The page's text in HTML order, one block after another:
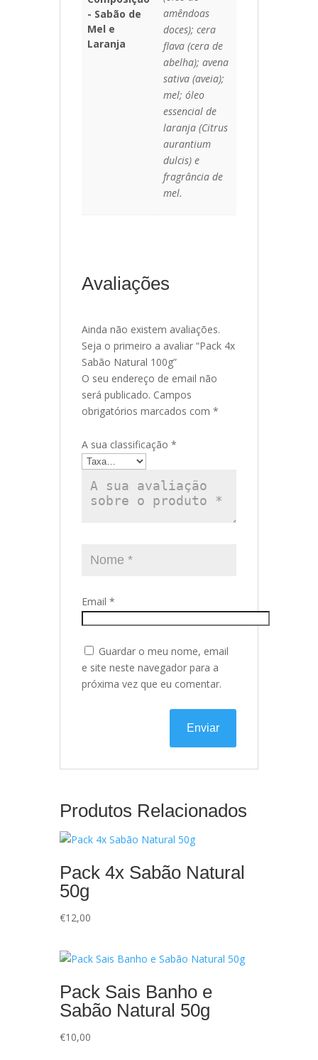
- Sabão de
Mel e
Laranja
amêndoas
doces); cera
flava (cera de
abelha); avena
sativa (aveia);
mel; óleo
essencial de
laranja (Citrus
aurantium
dulcis) e
fragrância de
mel.
Avaliações
Ainda não existem avaliações.
Seja o primeiro a avaliar “Pack 4x
Sabão Natural 100g”
O seu endereço de email não
será publicado. Campos
obrigatórios marcados com *
A sua classificação *
Email *
Guardar o meu nome, email
e site neste navegador para a
próxima vez que eu comentar.
Produtos Relacionados
Pack 4x Sabão Natural
50g
€12,00
Pack Sais Banho e
Sabão Natural 50g
€10,00